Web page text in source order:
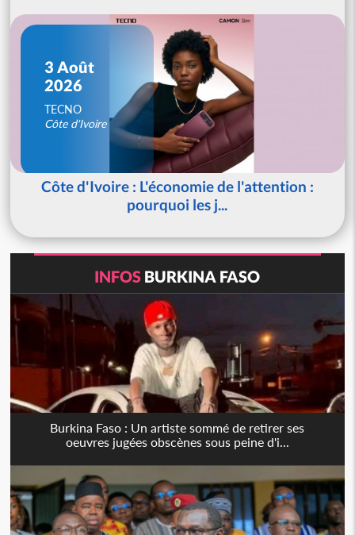
3 Août
2026
TECNO
Côte d'Ivoire
Côte d'Ivoire : L'économie de l'attention :
pourquoi les j...
INFOS BURKINA FASO
Burkina Faso : Un artiste sommé de retirer ses
oeuvres jugées obscènes sous peine d'i...